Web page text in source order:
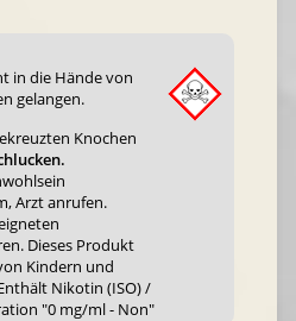
in die Hände von
gelangen.
Knochen
Arzt anrufen.
Dieses Produkt
Kindern und
Nikotin (ISO) /
"0 mg/ml - Non"